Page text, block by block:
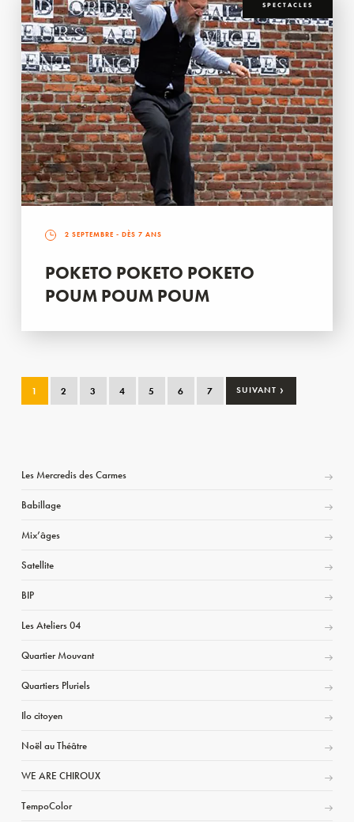
SPECTACLES
2 SEPTEMBRE - DÈS 7 ANS
POKETO POKETO POKETO
POUM POUM POUM
1 2 3 4 5 6 7 SUIVANT ›
Les Mercredis des Carmes
Babillage
Mix’âges
Satellite
BIP
Les Ateliers 04
Quartier Mouvant
Quartiers Pluriels
Ilo citoyen
Noël au Théâtre
WE ARE CHIROUX
TempoColor